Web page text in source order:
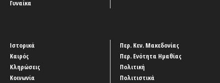
Γυναίκα
Ιστορικά
Καιρός
Κληρώσεις
Κοινωνία
Περ. Κεν. Μακεδονίας
Περ. Ενότητα Ημαθίας
Πολιτική
Πολιτιστικά